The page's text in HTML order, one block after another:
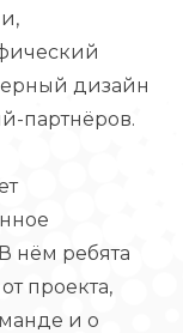
дизайн
партнёров.
нём ребята
проекта,
и о